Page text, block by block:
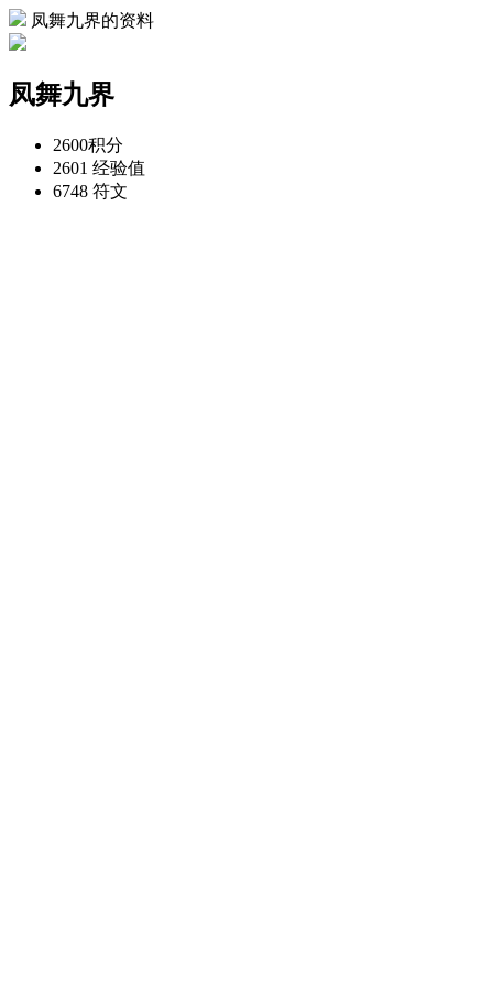
凤舞九界的资料
凤舞九界
2600积分
2601 经验值
6748 符文